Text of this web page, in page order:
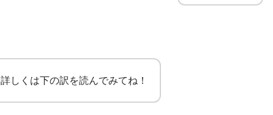
詳しくは下の訳を読んでみてね！